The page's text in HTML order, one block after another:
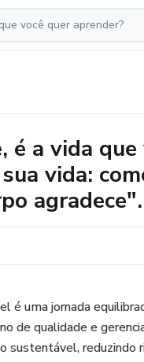
é a vida
vida:
agradece".
é uma jornada
de qualidade e
sustentável, reduzindo